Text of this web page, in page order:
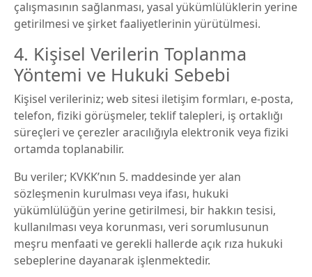
çalışmasının sağlanması, yasal yükümlülüklerin yerine
getirilmesi ve şirket faaliyetlerinin yürütülmesi.
4. Kişisel Verilerin Toplanma
Yöntemi ve Hukuki Sebebi
Kişisel verileriniz; web sitesi iletişim formları, e-posta,
telefon, fiziki görüşmeler, teklif talepleri, iş ortaklığı
süreçleri ve çerezler aracılığıyla elektronik veya fiziki
ortamda toplanabilir.
Bu veriler; KVKK’nın 5. maddesinde yer alan
sözleşmenin kurulması veya ifası, hukuki
yükümlülüğün yerine getirilmesi, bir hakkın tesisi,
kullanılması veya korunması, veri sorumlusunun
meşru menfaati ve gerekli hallerde açık rıza hukuki
sebeplerine dayanarak işlenmektedir.